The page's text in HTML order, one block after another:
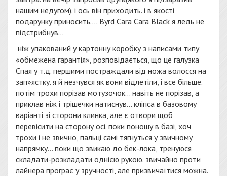
нашим недугом). і ось він приходить. і в якості
подарунку приносить…. Byrd Cara Cara Black я ледь не
підстрибнув…
ніж упакований у картонну коробку з написами типу
«обмежена гарантія», розповідається, що це галузка
Спая у т.д. першими постраждали від ножа волосся на
зап»ястку. я й незчувся як вони відлетіли, і все більше.
потім трохи порізав мотузочок… навіть не порізав, а
приклав ніж і трішечки натиснув… кліпса в базовому
варіанті зі сторони клинка, але є отвори щоб
перевісити на сторону осі. поки поношу в базі, хоч
трохи і не звично, пальці самі тягнуться у звичному
напрямку… поки що звикаю до бек-лока, тренуюся
складати-розкладати однією рукою. звичайно проти
лайнера програє у зручності, але призвичаїтися можна.